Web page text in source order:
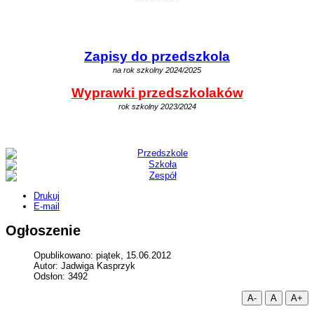
Zapisy do przedszkola
na rok szkolny 2024/2025
Wyprawki przedszkolaków
rok szkolny 2023/2024
Drukuj
E-mail
Ogłoszenie
Opublikowano: piątek, 15.06.2012
Autor: Jadwiga Kasprzyk
Odsłon: 3492
A- A A+